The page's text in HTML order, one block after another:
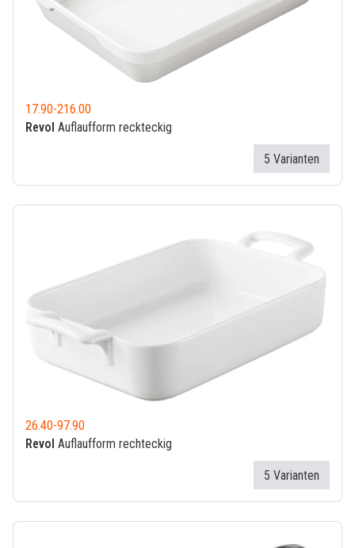
17.90-216.00
Revol Auflaufform reckteckig
5 Varianten
26.40-97.90
Revol Auflaufform rechteckig
5 Varianten